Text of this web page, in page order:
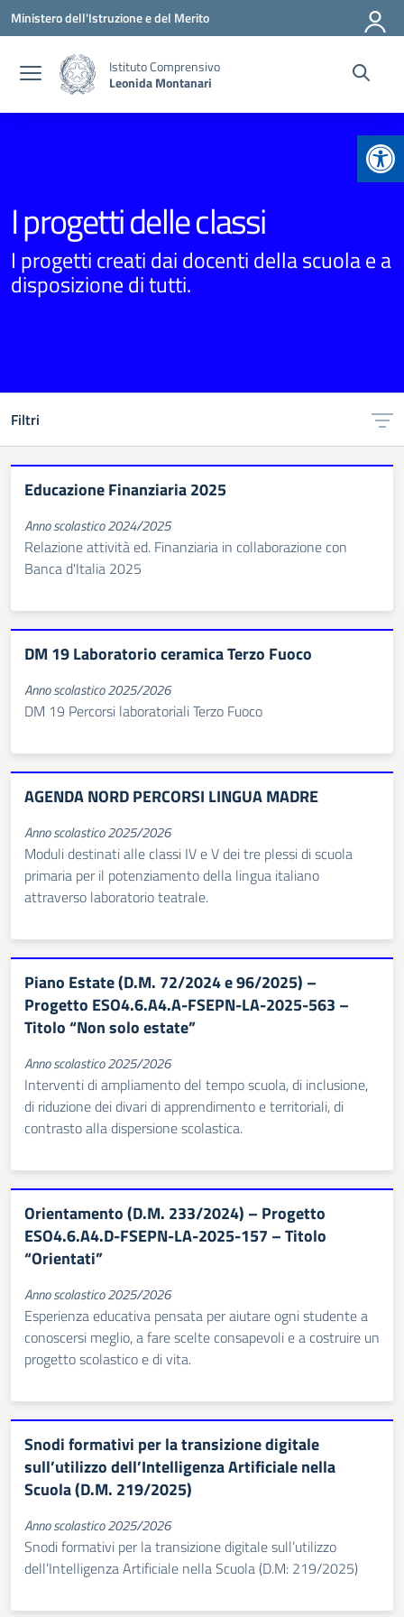
Vai ai contenuti
Vai al menu di navigazione
Vai al footer
Ministero dell'Istruzione e del Merito
Istituto Comprensivo
Leonida Montanari
I progetti delle classi
I progetti creati dai docenti della scuola e a
disposizione di tutti.
Filtri
Educazione Finanziaria 2025
Anno scolastico 2024/2025
Relazione attività ed. Finanziaria in collaborazione con
Banca d'Italia 2025
DM 19 Laboratorio ceramica Terzo Fuoco
Anno scolastico 2025/2026
DM 19 Percorsi laboratoriali Terzo Fuoco
AGENDA NORD PERCORSI LINGUA MADRE
Anno scolastico 2025/2026
Moduli destinati alle classi IV e V dei tre plessi di scuola
primaria per il potenziamento della lingua italiano
attraverso laboratorio teatrale.
Piano Estate (D.M. 72/2024 e 96/2025) –
Progetto ESO4.6.A4.A-FSEPN-LA-2025-563 –
Titolo “Non solo estate”
Anno scolastico 2025/2026
Interventi di ampliamento del tempo scuola, di inclusione,
di riduzione dei divari di apprendimento e territoriali, di
contrasto alla dispersione scolastica.
Orientamento (D.M. 233/2024) – Progetto
ESO4.6.A4.D-FSEPN-LA-2025-157 – Titolo
“Orientati”
Anno scolastico 2025/2026
Esperienza educativa pensata per aiutare ogni studente a
conoscersi meglio, a fare scelte consapevoli e a costruire un
progetto scolastico e di vita.
Snodi formativi per la transizione digitale
sull’utilizzo dell’Intelligenza Artificiale nella
Scuola (D.M. 219/2025)
Anno scolastico 2025/2026
Snodi formativi per la transizione digitale sull’utilizzo
dell’Intelligenza Artificiale nella Scuola (D.M: 219/2025)